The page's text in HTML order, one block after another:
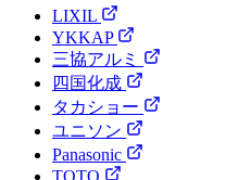
LIXIL
YKKAP
三協アルミ
四国化成
タカショー
ユニソン
Panasonic
TOTO